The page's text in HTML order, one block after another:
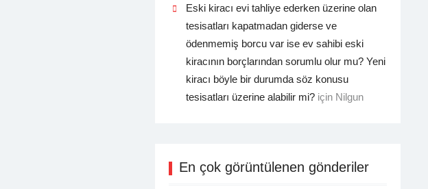
Eski kiracı evi tahliye ederken üzerine olan
tesisatları kapatmadan giderse ve
ödenmemiş borcu var ise ev sahibi eski
kiracının borçlarından sorumlu olur mu? Yeni
kiracı böyle bir durumda söz konusu
tesisatları üzerine alabilir mi?için Nilgun
En çok görüntülenen gönderiler